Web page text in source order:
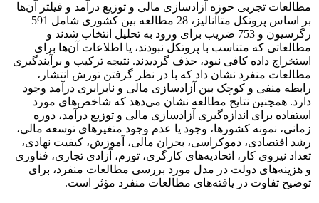
مطالعات تجربی حوزه آزادسازی مالی و توزیع درآمد و فیلتر آن‌ها
بر اساس پروتکل متاآنالیز، 28 مطالعه بین کشوری شامل 591
رگرسیون و 753 ضریب برای ورود به تحلیل انتخاب شدند و
مطالعاتی که متناسب با پروتکل نبودند، یا اطلاعات آن‌ها برای
استخراج داده کافی نبود، حذف گردیدند. نتیجه ترکیب و برآیندگیری
مطالعات منفرد نشان داد که با در نظر گرفتن تورش انتشار،
رابطه منفی و کوچک بین آزادسازی مالی و نابرابری درآمد وجود
دارد. همچنین نتایج مطالعه نشان می‌دهد که شاخص‌های مورد
استفاده برای اندازه‌گیری آزادسازی مالی و توزیع درآمد، دوره
زمانی، نمونه کشورها، وجود یا عدم وجود متغیرهای توسعه مالی،
رشد اقتصادی، دموکراسی، بحران مالی، آموزش، کیفیت نهادی،
تعداد نیروی کار، اتحادیه‌های کارگری، تورم، آزادی تجاری، فناوری
و هزینه‌های دولت در مدل مورد بررسی مطالعات منفرد، برای
توضیح تفاوت در یافته‌های مطالعات منفرد مؤثر است.